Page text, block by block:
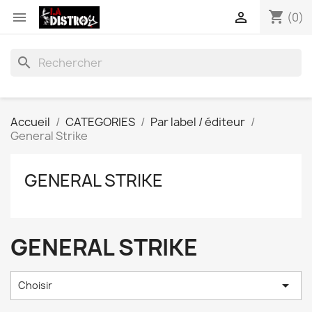
 shopping_cart (0)

search
Accueil CATEGORIES
Par label / éditeur
General Strike
GENERAL STRIKE
GENERAL STRIKE
Choisir 